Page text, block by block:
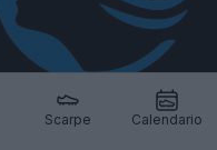
Scarpe Calendario